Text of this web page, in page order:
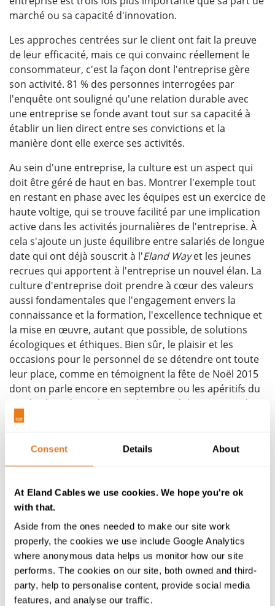
Consent Details About
At Eland Cables we use cookies. We hope you're ok
with that.
Aside from the ones needed to make our site work
properly, the cookies we use include Google Analytics
where anonymous data helps us monitor how our site
performs. The cookies on our site, both owned and third-
party, help to personalise content, provide social media
features, and analyse our traffic.
marché ou sa capacité d'innovation.
Les approches centrées sur le client ont fait la preuve
de leur efficacité, mais ce qui convainc réellement le
consommateur, c'est la façon dont l'entreprise gère
son activité. 81 % des personnes interrogées par
l'enquête ont souligné qu'une relation durable avec
une entreprise se fonde avant tout sur sa capacité à
établir un lien direct entre ses convictions et la
manière dont elle exerce ses activités.
Au sein d'une entreprise, la culture est un aspect qui
doit être géré de haut en bas. Montrer l'exemple tout
en restant en phase avec les équipes est un exercice de
haute voltige, qui se trouve facilité par une implication
active dans les activités journalières de l'entreprise. À
cela s'ajoute un juste équilibre entre salariés de longue
date qui ont déjà souscrit à l'Eland Wayet les jeunes
recrues qui apportent à l'entreprise un nouvel élan. La
culture d'entreprise doit prendre à cœur des valeurs
aussi fondamentales que l'engagement envers la
connaissance et la formation, l'excellence technique et
la mise en œuvre, autant que possible, de solutions
écologiques et éthiques. Bien sûr, le plaisir et les
occasions pour le personnel de se détendre ont toute
leur place, comme en témoignent la fête de Noël 2015
dont on parle encore en septembre ou les apéritifs du
vendredi après-midi, qui créent un réel sentiment de
camaraderie!
Cependant, le choix d'une telle culture devient plus
reste de l'Europe, l'enjeu ne se limite plus aux sites
britanniques et rend encore plus importante la
exemple la France, notre partenaire commercial le plus
proche et le troisième pays importateur (en GBP) pour
le R-U après l'Allemagne et les USA. SelonHM Revenue
and Customs Overseas Trade Statistics, sur les
11,6 milliards de livres d'exportations vers l'UE en